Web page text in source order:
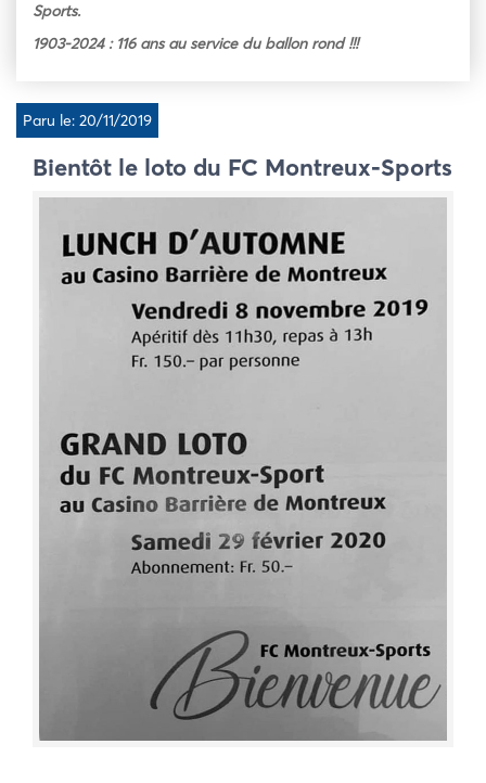
Sports.
1903-2024 :116 ans au service du ballon rond !!!
Paru le: 20/11/2019
Bientôt le loto du FC Montreux-Sports